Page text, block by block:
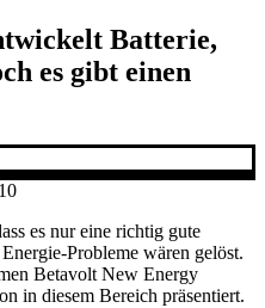
Batterie,
es gibt einen
es nur eine richtig gute
Probleme wären gelöst.
Betavolt New Energy
in diesem Bereich präsentiert.